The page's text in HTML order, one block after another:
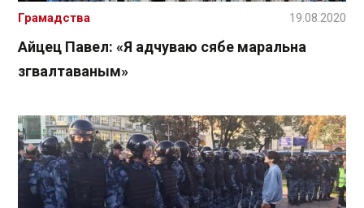
Айцец Павел: «Я адчуваю сябе маральна
згвалтаваным»
Грамадства 19.08.2020